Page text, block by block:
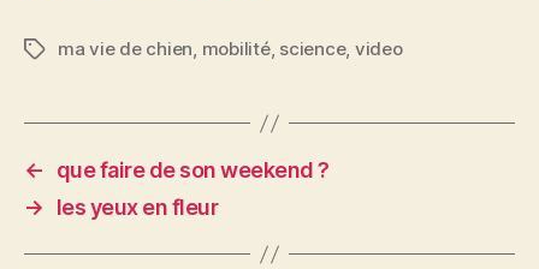
c
b
o
o
k
itt ai er
t
rt
g
er
Étiquettes
ma vie de chien, mobilité, science, video
←
que faire de son weekend ?
→
les yeux en fleur